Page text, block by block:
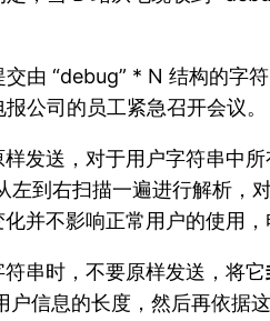
由 “debug” * N 结构的字
公司的员工紧急召开会议。
发送，对于用户字符串中
到右扫描一遍进行解析
并不影响正常用户的使用，
串时，不要原样发送，将它
信息的长度，然后再依